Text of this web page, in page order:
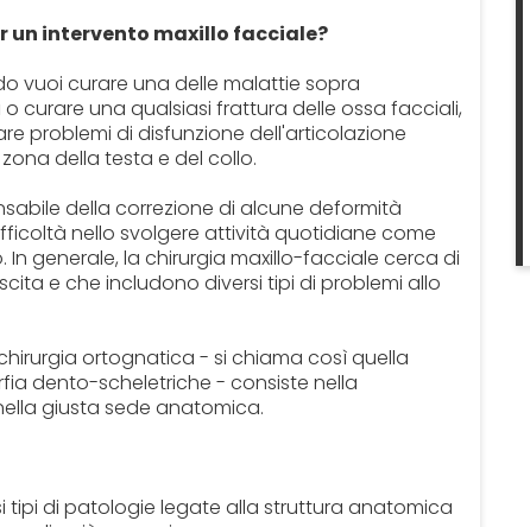
un intervento maxillo facciale?
vuoi curare una delle malattie sopra
curare una qualsiasi frattura delle ossa facciali,
problemi di disfunzione dell'articolazione
della testa e del collo.
della correzione di alcune deformità
nello svolgere attività quotidiane come
generale, la chirurgia maxillo-facciale cerca di
e che includono diversi tipi di problemi allo
ortognatica - si chiama così quella
dento-scheletriche - consiste nella
giusta sede anatomica.
tipi di patologie legate alla struttura anatomica